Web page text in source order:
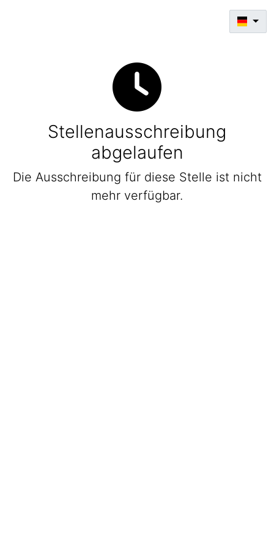
Stellenausschreibung
abgelaufen
Die Ausschreibung für diese Stelle ist nicht
mehr verfügbar.